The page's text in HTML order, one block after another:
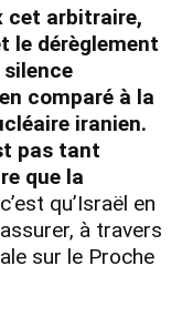
cet arbitraire,
le dérèglement
comparé à la
iranien.
pas tant
que la
qu’Israël en
à travers
sur le Proche